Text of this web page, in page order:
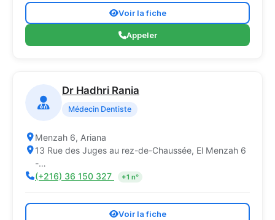
Voir la fiche
Appeler
Dr Hadhri Rania
Médecin Dentiste
Menzah 6, Ariana
13 Rue des Juges au rez-de-Chaussée, El Menzah 6
-…
(+216) 36 150 327
+1 n°
Voir la fiche